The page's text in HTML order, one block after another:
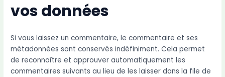
vos données
Si vous laissez un commentaire, le commentaire et ses
métadonnées sont conservés indéfiniment. Cela permet
de reconnaître et approuver automatiquement les
commentaires suivants au lieu de les laisser dans la file de